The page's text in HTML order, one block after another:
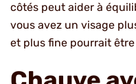
côtés peut aider à
vous avez un visage
et plus fine pourrait